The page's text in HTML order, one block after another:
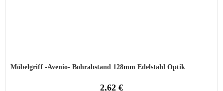
Möbelgriff -Avenio- Bohrabstand 128mm Edelstahl Optik
2,62 €